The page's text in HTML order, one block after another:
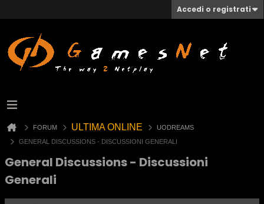
Accedi o registrati
FORUM ULTIMA ONLINE
UODREAMS
GENERAL DISCUSSIONS - DISCUSSIONI GENERALI
General Discussions - Discussioni
Generali